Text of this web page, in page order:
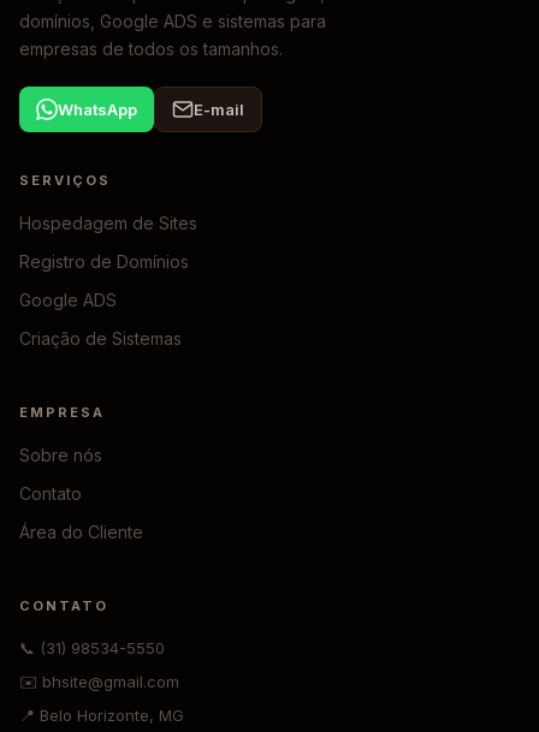
domínios, Google ADS e sistemas para
empresas de todos os tamanhos.
WhatsApp E-mail
SERVIÇOS
Hospedagem de Sites
Registro de Domínios
Google ADS
Criação de Sistemas
EMPRESA
Sobre nós
Contato
Área do Cliente
CONTATO
📞 (31) 98534-5550
✉️ bhsite@gmail.com
📍 Belo Horizonte, MG